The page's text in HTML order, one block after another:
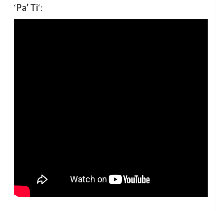
‘Pa’ Ti‘: